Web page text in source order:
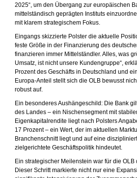
2025“, um den Übergang zur europäischen
mittelständisch geprägten Instituts
mit klarem strategischem Fokus.
Eingangs skizzierte Polster die aktuelle
feste Größe in der Finanzierung des
finanzieren immer Mittelständler. Alles, was
Umsatz, ist nicht unsere Kundengruppe“,
Prozent des Geschäfts in Deutschland und
Europa-Anteil stellt sich die OLB bewusst
robust auf.
Ein besonderes Aushängeschild: Die Bank
des Landes – ein Nischensegment mit
Eigenkapitalrendite liegt nach Polsters
17 Prozent – ein Wert, der im aktuellen
Branchenschnitt liegt und auf eine
zielgerichtete Geschäftspolitik hindeutet.
Ein strategischer Meilenstein war für die OLB
Dieser Schritt markierte nicht nur eine